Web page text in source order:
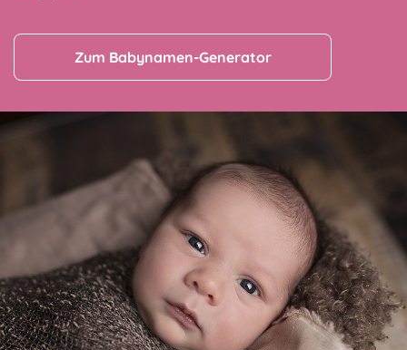
Zum Babynamen-Generator